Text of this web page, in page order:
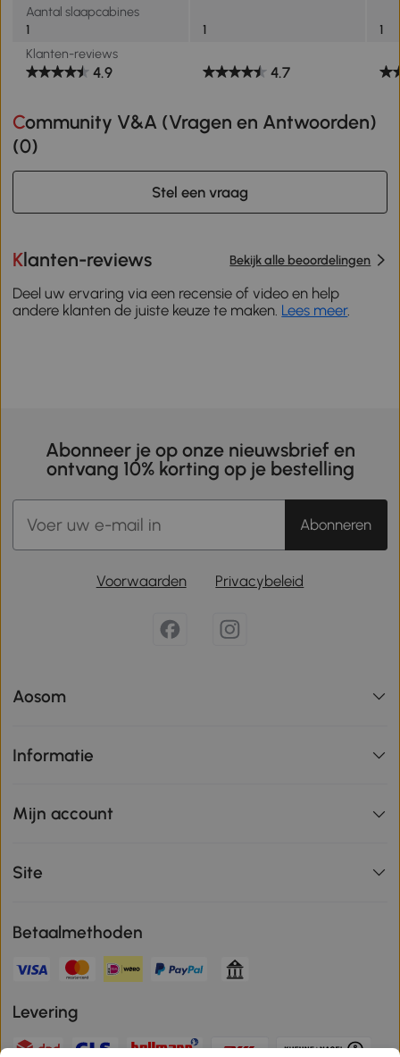
Aantal slaapcabines
1
1
1
Klanten-reviews
4.9 4.7
Community V&A (Vragen en Antwoorden)
(0)
Stel een vraag
Klanten-reviews Bekijk alle beoordelingen
Deel uw ervaring via een recensie of video en help
andere klanten de juiste keuze te maken. Lees meer.
Abonneer je op onze nieuwsbrief en
ontvang 10% korting op je bestelling
Abonneren
Voorwaarden Privacybeleid
Aosom
Informatie
Mijn account
Site
Betaalmethoden
Levering